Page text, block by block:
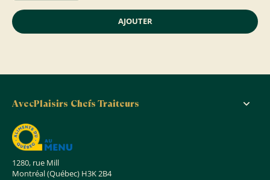
AJOUTER
AvecPlaisirs Chefs Traiteurs
1280, rue Mill
Montréal (Québec) H3K 2B4